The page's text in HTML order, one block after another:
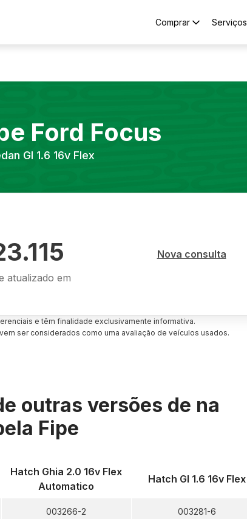
Comprar Serviços
Ford Focus
Gl 1.6 16v Flex
atualizado em
Nova consulta
e têm finalidade exclusivamente informativa.
ser considerados como uma avaliação de veículos usados.
outras versões de na
Fipe
Hatch Ghia 2.0 16v Flex
Automatico
003266-2
Hatch Gl 1.6 16v Flex
003281-6